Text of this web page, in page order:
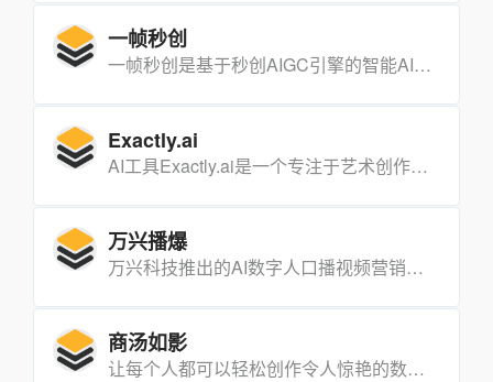
一帧秒创
一帧秒创是基于秒创AIGC引擎的智能AI内容生成平台，为创作者和机构提供AI生成服务。
Exactly.ai
AI工具Exactly.ai是一个专注于艺术创作的人工智能平台，它利用先进的AI技术来理解和生成艺术家独特的视觉风格，旨在提升艺术家的创作效率，并辅助他们创作出理想中的画作。
万兴播爆
万兴科技推出的AI数字人口播视频营销工具，AIGC"真人"营销 视频创作神器image AI数字人、场景化模板、多语言配音、智能脚本 支持AI数字人定制。
商汤如影
让每个人都可以轻松创作令人惊艳的数字人短视频。通过数字人形象定制、声音克隆技术，能够生成出比拟真实人物的外貌、表情、动作和声音，并且通过AI文案功能快速生成企业宣传、网络营销文案，使创作效率得到更进一步的提升。